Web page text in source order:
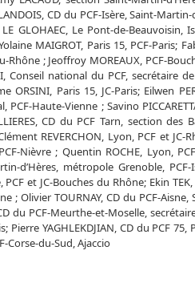
CD du PCF-Isère, Saint-Martin-
GLOHAEC, Le Pont-de-Beauvoisin,
MAIGROT, Paris 15, PCF-Paris;
; Jeoffroy MOREAUX, PCF-
Conseil national du PCF, secrétaire
ORSINI, Paris 15, JC-Paris; Eilwen
Haute-Vienne ; Savino
CD du PCF Tarn, section des
REVERCHON, Lyon, PCF et JC-
Nièvre ; Quentin ROCHE, Lyon,
d’Hères, métropole Grenoble,
et JC-Bouches du Rhône; Ekin TEK,
; Olivier TOURNAY, CD du PCF-
du PCF-Meurthe-et-Moselle,
YAGHLEKDJIAN, CD du PCF 75,
Corse-du-Sud, Ajaccio